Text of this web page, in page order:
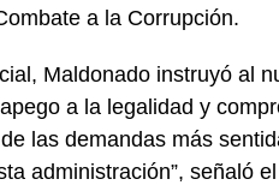
a la Corrupción.
Maldonado instruyó al
a la legalidad y
las demandas más
administración”, señaló